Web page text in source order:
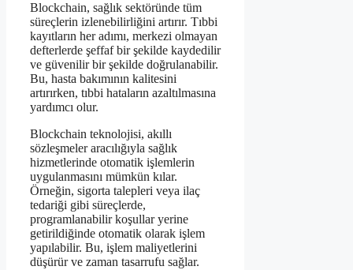
Blockchain, sağlık sektöründe tüm
süreçlerin izlenebilirliğini artırır. Tıbbi
kayıtların her adımı, merkezi olmayan
defterlerde şeffaf bir şekilde kaydedilir
ve güvenilir bir şekilde doğrulanabilir.
Bu, hasta bakımının kalitesini
artırırken, tıbbi hataların azaltılmasına
yardımcı olur.
Blockchain teknolojisi, akıllı
sözleşmeler aracılığıyla sağlık
hizmetlerinde otomatik işlemlerin
uygulanmasını mümkün kılar.
Örneğin, sigorta talepleri veya ilaç
tedariği gibi süreçlerde,
programlanabilir koşullar yerine
getirildiğinde otomatik olarak işlem
yapılabilir. Bu, işlem maliyetlerini
düşürür ve zaman tasarrufu sağlar.